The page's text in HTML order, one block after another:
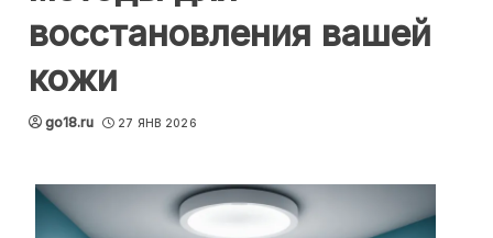
восстановления вашей
кожи
go18.ru 27 ЯНВ 2026